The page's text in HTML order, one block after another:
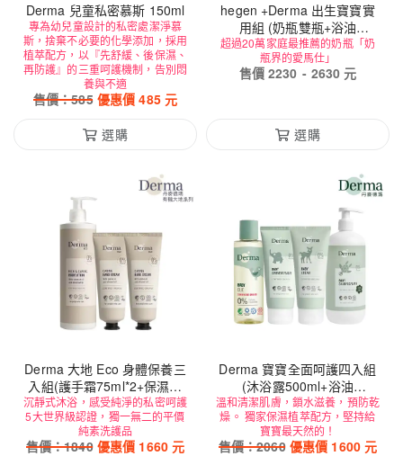
Derma 兒童私密慕斯 150ml
專為幼兒童設計的私密處潔淨慕
斯，捨棄不必要的化學添加，採用
植萃配方，以『先舒緩、後保濕、
再防護』的三重呵護機制，告別悶
養與不適
售價：585 優惠價485元
選購
hegen +Derma 出生寶寶實
用組 (奶瓶雙瓶+浴油
150ml+萬用膏100ml)
超過20萬家庭最推薦的奶瓶「奶
瓶界的愛馬仕」
售價 2230 - 2630 元
選購
Derma 大地 Eco 身體保養三
入組(護手霜75ml*2+保濕乳
400ml)
沉靜式沐浴，感受純淨的私密呵護
5大世界級認證，獨一無二的平價
純素洗護品
售價：1840 優惠價 1660元
Derma 寶寶全面呵護四入組
(沐浴露500ml+浴油
150ml+護膚霜100ml+萬用膏
100ml)
溫和清潔肌膚，鎖水滋養，預防乾
燥。 獨家保濕植萃配方，堅持給
寶寶最天然的！
售價：2060 優惠價 1600元